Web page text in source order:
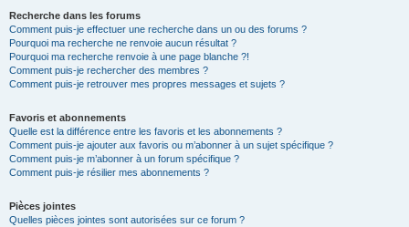
Recherche dans les forums
Comment puis-je effectuer une recherche dans un ou des forums ?
Pourquoi ma recherche ne renvoie aucun résultat ?
Pourquoi ma recherche renvoie à une page blanche ?!
Comment puis-je rechercher des membres ?
Comment puis-je retrouver mes propres messages et sujets ?
Favoris et abonnements
Quelle est la différence entre les favoris et les abonnements ?
Comment puis-je ajouter aux favoris ou m’abonner à un sujet spécifique ?
Comment puis-je m’abonner à un forum spécifique ?
Comment puis-je résilier mes abonnements ?
Pièces jointes
Quelles pièces jointes sont autorisées sur ce forum ?